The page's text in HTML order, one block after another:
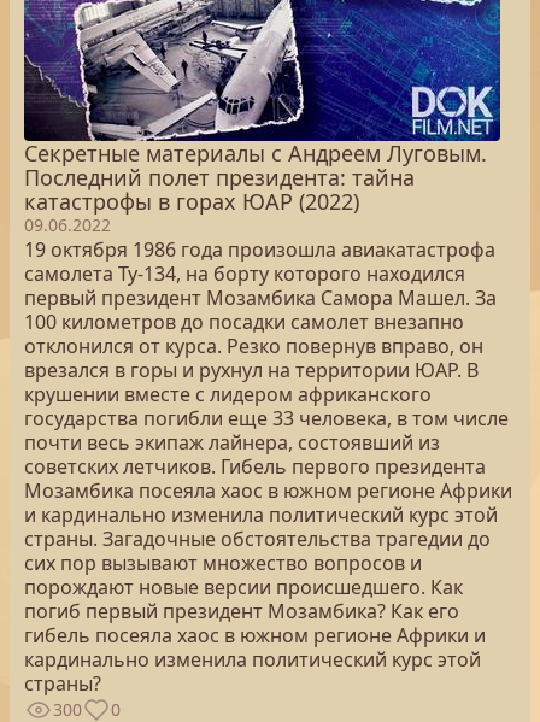
Секретные материалы с Андреем Луговым.
Последний полет президента: тайна
катастрофы в горах ЮАР (2022)
09.06.2022
19 октября 1986 года произошла авиакатастрофа
самолета Ту-134, на борту которого находился
первый президент Мозамбика Самора Машел. За
100 километров до посадки самолет внезапно
отклонился от курса. Резко повернув вправо, он
врезался в горы и рухнул на территории ЮАР. В
крушении вместе с лидером африканского
государства погибли еще 33 человека, в том числе
почти весь экипаж лайнера, состоявший из
советских летчиков. Гибель первого президента
Мозамбика посеяла хаос в южном регионе Африки
и кардинально изменила политический курс этой
страны. Загадочные обстоятельства трагедии до
сих пор вызывают множество вопросов и
порождают новые версии происшедшего. Как
погиб первый президент Мозамбика? Как его
гибель посеяла хаос в южном регионе Африки и
кардинально изменила политический курс этой
страны?
300 0